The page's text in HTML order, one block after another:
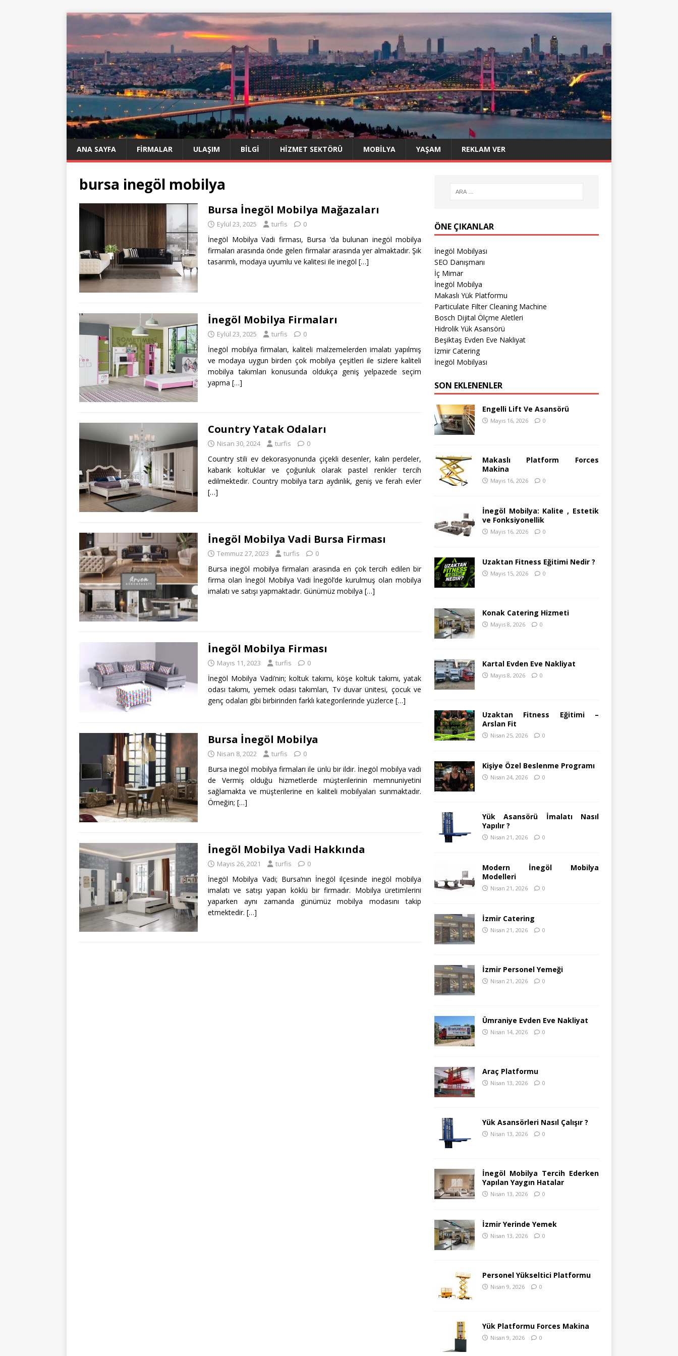
ANA SAYFA FIRMALAR ULAŞIM BILGI HIZMET SEKTÖRÜ MOBILYA YAŞAM REKLAM VER
bursa inegöl mobilya
Bursa İnegöl Mobilya Mağazaları
Eylül 23, 2025 turfis 0
İnegöl Mobilya Vadi firması, Bursa ‘da bulunan inegöl mobilya
firmaları arasında önde gelen firmalar arasında yer almaktadır. Şık
tasarımlı, modaya uyumlu ve kalitesi ile inegöl […]
İnegöl Mobilya Firmaları
Eylül 23, 2025 turfis 0
İnegöl mobilya firmaları, kaliteli malzemelerden imalatı yapılmış
ve modaya uygun birden çok mobilya çeşitleri ile sizlere kaliteli
mobilya takımları konusunda oldukça geniş yelpazede seçim
yapma […]
Country Yatak Odaları
Nisan 30, 2024 turfis 0
Country stili ev dekorasyonunda çiçekli desenler, kalın perdeler,
kabarık koltuklar ve çoğunluk olarak pastel renkler tercih
edilmektedir. Country mobilya tarzı aydınlık, geniş ve ferah evler
[…]
İnegöl Mobilya Vadi Bursa Firması
Temmuz 27, 2023 turfis 0
Bursa inegöl mobilya firmaları arasında en çok tercih edilen bir
firma olan İnegöl Mobilya Vadi İnegöl’de kurulmuş olan mobilya
imalatı ve satışı yapmaktadır. Günümüz mobilya […]
İnegöl Mobilya Firması
Mayıs 11, 2023 turfis 0
İnegöl Mobilya Vadi’nin; koltuk takımı, köşe koltuk takımı, yatak
odası takımı, yemek odası takımları, Tv duvar ünitesi, çocuk ve
genç odaları gibi birbirinden farklı kategorilerinde yüzlerce […]
Bursa İnegöl Mobilya
Nisan 8, 2022 turfis 0
Bursa inegöl mobilya firmaları ile ünlü bir ildir. İnegöl mobilya vadi
de Vermiş olduğu hizmetlerde müşterilerinin memnuniyetini
sağlamakta ve müşterilerine en kaliteli mobilyaları sunmaktadır.
Örneğin; […]
İnegöl Mobilya Vadi Hakkında
Mayıs 26, 2021 turfis 0
İnegöl Mobilya Vadi; Bursa’nın İnegöl ilçesinde inegöl mobilya
imalatı ve satışı yapan köklü bir firmadır. Mobilya üretimlerini
yaparken aynı zamanda günümüz mobilya modasını takip
etmektedir. […]
ÖNE ÇIKANLAR
İnegöl Mobilyası
SEO Danışmanı
İç Mimar
İnegöl Mobilya
Makaslı Yük Platformu
Particulate Filter Cleaning Machine
Bosch Dijital Ölçme Aletleri
Hidrolik Yük Asansörü
Beşiktaş Evden Eve Nakliyat
İzmir Catering
İnegöl Mobilyası
SON EKLENENLER
Engelli Lift Ve Asansörü
Mayıs 16, 2026 0
Makaslı Platform Forces
Makina
Mayıs 16, 2026 0
İnegöl Mobilya: Kalite , Estetik
ve Fonksiyonellik
Mayıs 16, 2026 0
Uzaktan Fitness Eğitimi Nedir ?
Mayıs 15, 2026 0
Konak Catering Hizmeti
Mayıs 8, 2026 0
Kartal Evden Eve Nakliyat
Mayıs 8, 2026 0
Uzaktan Fitness Eğitimi –
Arslan Fit
Nisan 25, 2026 0
Kişiye Özel Beslenme Programı
Nisan 24, 2026 0
Yük Asansörü İmalatı Nasıl
Yapılır ?
Nisan 21, 2026 0
Modern İnegöl Mobilya
Modelleri
Nisan 21, 2026 0
İzmir Catering
Nisan 21, 2026 0
İzmir Personel Yemeği
Nisan 21, 2026 0
Ümraniye Evden Eve Nakliyat
Nisan 14, 2026 0
Araç Platformu
Nisan 13, 2026 0
Yük Asansörleri Nasıl Çalışır ?
Nisan 13, 2026 0
İnegöl Mobilya Tercih Ederken
Yapılan Yaygın Hatalar
Nisan 13, 2026 0
İzmir Yerinde Yemek
Nisan 13, 2026 0
Personel Yükseltici Platformu
Nisan 9, 2026 0
Yük Platformu Forces Makina
Nisan 9, 2026 0